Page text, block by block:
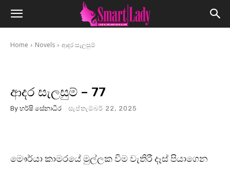
Home Novels ආදර සැලසුම්
ආදර සැලසුම් – 77
By හර්ෂි සේනාධීර සැප්තැම්බර් 22, 2025
මෞර්යා කාමරයේ මුල්ලක විම වැතිරී දෑස් පියාගෙන